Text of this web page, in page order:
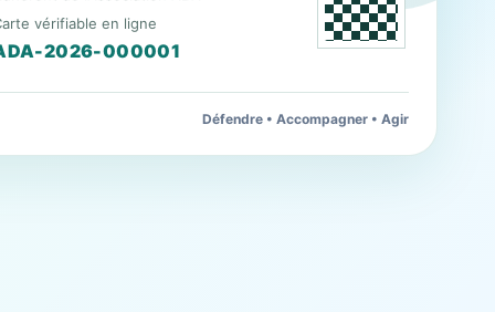
vérifiable en ligne
2026-000001
Défendre • Accompagner • Agir